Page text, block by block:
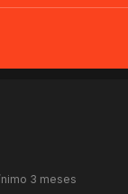
3 meses